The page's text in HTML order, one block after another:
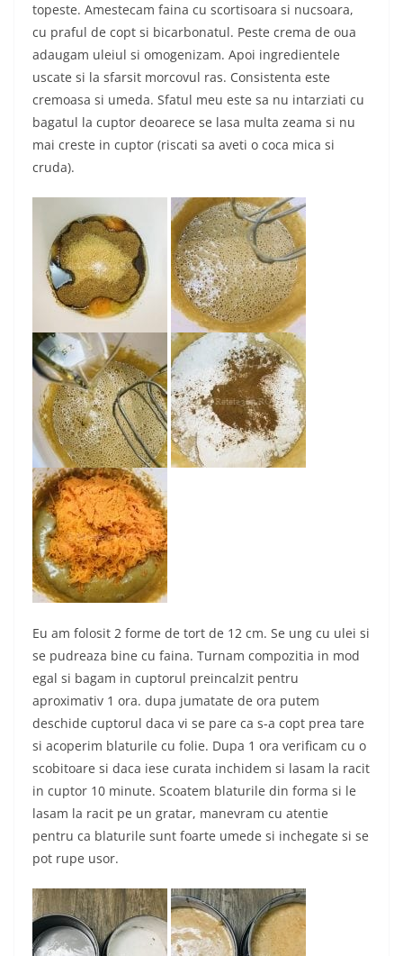
topeste. Amestecam faina cu scortisoara si nucsoara,
cu praful de copt si bicarbonatul. Peste crema de oua
adaugam uleiul si omogenizam. Apoi ingredientele
uscate si la sfarsit morcovul ras. Consistenta este
cremoasa si umeda. Sfatul meu este sa nu intarziati cu
bagatul la cuptor deoarece se lasa multa zeama si nu
mai creste in cuptor (riscati sa aveti o coca mica si
cruda).
Eu am folosit 2 forme de tort de 12 cm. Se ung cu ulei si
se pudreaza bine cu faina. Turnam compozitia in mod
egal si bagam in cuptorul preincalzit pentru
aproximativ 1 ora. dupa jumatate de ora putem
deschide cuptorul daca vi se pare ca s-a copt prea tare
si acoperim blaturile cu folie. Dupa 1 ora verificam cu o
scobitoare si daca iese curata inchidem si lasam la racit
in cuptor 10 minute. Scoatem blaturile din forma si le
lasam la racit pe un gratar, manevram cu atentie
pentru ca blaturile sunt foarte umede si inchegate si se
pot rupe usor.